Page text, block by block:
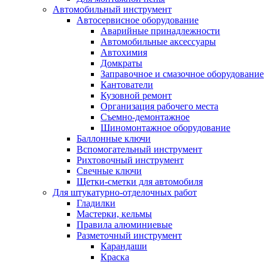
Автомобильный инструмент
Автосервисное оборудование
Аварийные принадлежности
Автомобильные аксессуары
Автохимия
Домкраты
Заправочное и смазочное оборудование
Кантователи
Кузовной ремонт
Организация рабочего места
Съемно-демонтажное
Шиномонтажное оборудование
Баллонные ключи
Вспомогательный инструмент
Рихтовочный инструмент
Свечные ключи
Щетки-сметки для автомобиля
Для штукатурно-отделочных работ
Гладилки
Мастерки, кельмы
Правила алюминиевые
Разметочный инструмент
Карандаши
Краска